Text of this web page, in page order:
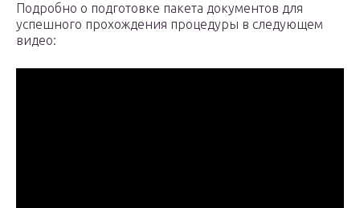
Подробно о подготовке пакета документов для
успешного прохождения процедуры в следующем
видео: